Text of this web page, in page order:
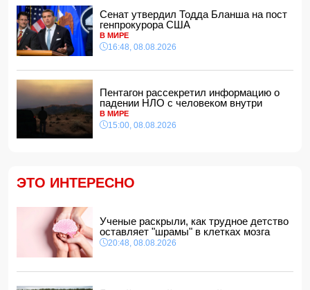
Зеленский встретился с Вучичем
14:40, 08.08.2026
В Азербайджане ожидается жара до 41 градуса —
объявлено предупреждение
14:34, 08.08.2026
В Агдашском районе расследуется конфликт, связанный
с церемонией помолвки с участием
несовершеннолетней
14:28, 08.08.2026
Найдено тело утонувшего в море 16-летнего юноши
обвинений в адрес Инфантино
ВС РФ взяли под контроль Ивановку в Харьковской
области
14:04, 08.08.2026
Прогноз погоды в Азербайджане на 9 августа
14:00, 08.08.2026
Сенат утвердил Тодда Бланша на пост
генпрокурора США
В МИРЕ
16:48, 08.08.2026
Пентагон рассекретил информацию о
падении НЛО с человеком внутри
В МИРЕ
15:00, 08.08.2026
ЭТО ИНТЕРЕСНО
Ученые раскрыли, как трудное детство
оставляет "шрамы" в клетках мозга
20:48, 08.08.2026